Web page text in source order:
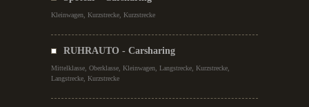
Kleinwagen, Kurzstrecke, Kurzstrecke
RUHRAUTO - Carsharing
Mittelklasse, Oberklasse, Kleinwagen, Langstrecke, Kurzstrecke,
Langstrecke, Kurzstrecke